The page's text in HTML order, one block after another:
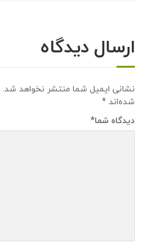
ارسال دیدگاه
نشانی ایمیل شما منتشر نخواهد شد.
شده‌اند *
دیدگاه شما*